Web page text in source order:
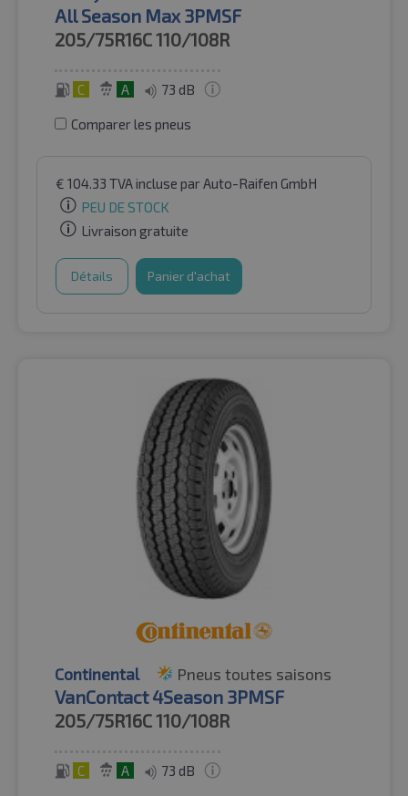
All Season Max 3PMSF
205/75R16C110/108R
C A 73 dB
Comparer les pneus
€ 104.33 TVA incluse par Auto-Raifen GmbH
PEU DE STOCK
Livraison gratuite
Détails Panier d'achat
Continental Pneus toutes saisons
VanContact 4Season 3PMSF
205/75R16C110/108R
C A 73 dB